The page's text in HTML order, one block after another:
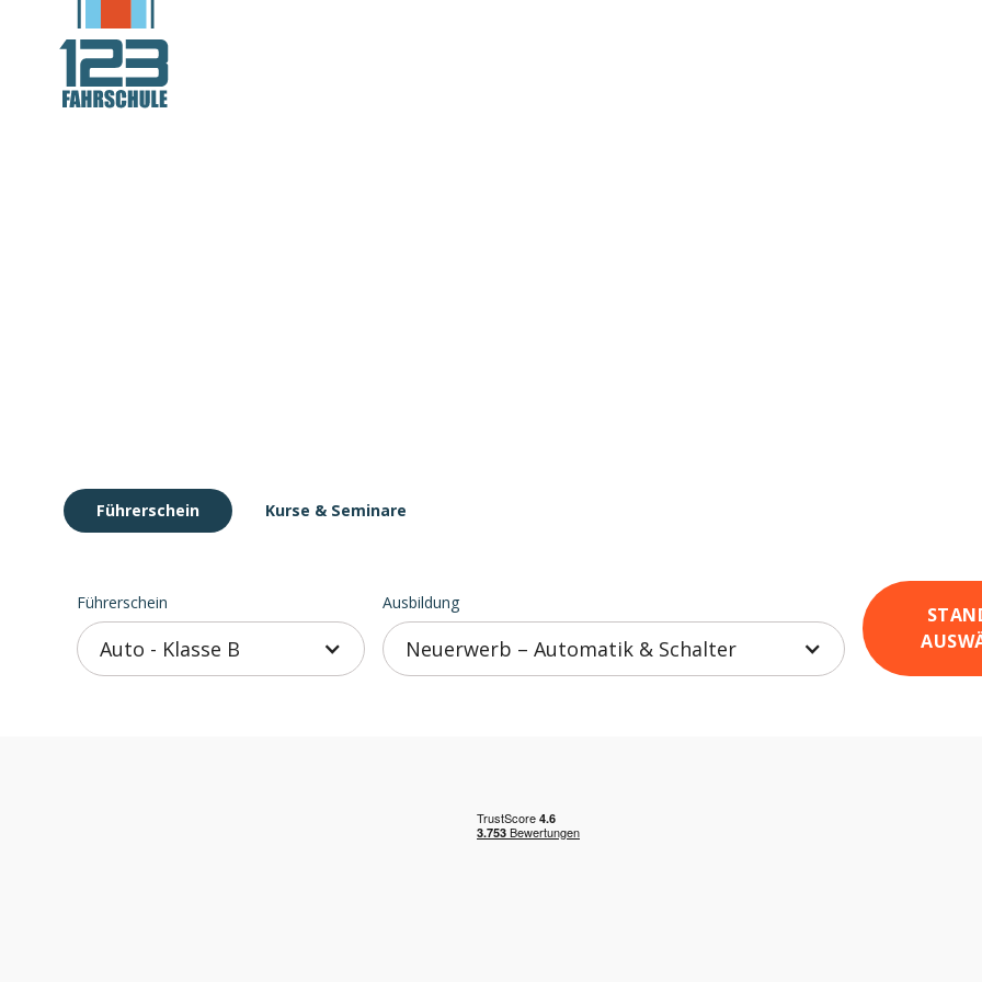
Führerschein Kurse & Seminare
Führerschein
Auto - Klasse B
Ausbildung
Neuerwerb – Automatik & Schalter